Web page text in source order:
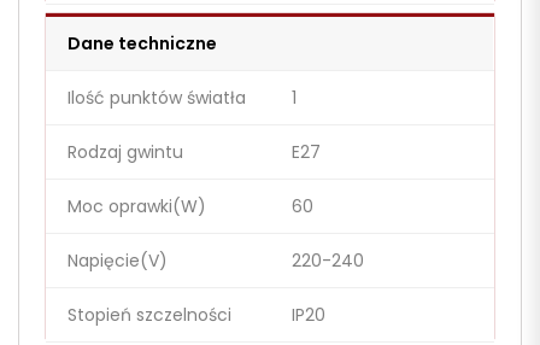
Dane techniczne
Ilość punktów światła 1
Rodzaj gwintu E27
Moc oprawki(W) 60
Napięcie(V) 220-240
Stopień szczelności IP20